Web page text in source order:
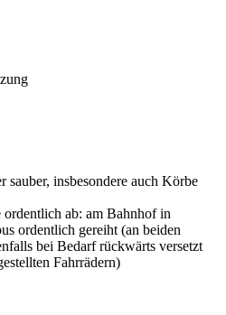
sauber, insbesondere auch Körbe
ordentlich ab: am Bahnhof in
ordentlich gereiht (an beiden
bei Bedarf rückwärts versetzt
Fahrrädern)